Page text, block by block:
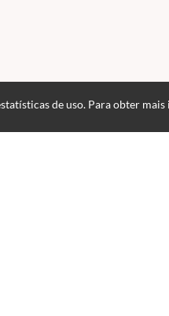
de uso. Para obter